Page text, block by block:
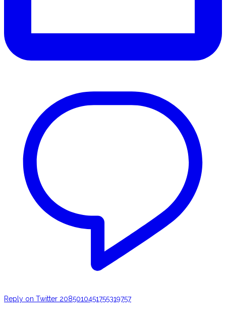
Reply on Twitter 2085010451755319757